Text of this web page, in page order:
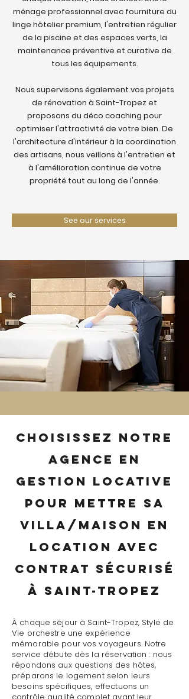
ménage professionnel avec fourniture du
linge hôtelier premium, l'entretien régulier
de la piscine et des espaces verts, la
maintenance préventive et curative de
tous les équipements.
Nous supervisons également vos projets
de rénovation à Saint-Tropez et
proposons du déco coaching pour
optimiser l'attractivité de votre bien. De
l'architecture d'intérieur à la coordination
des artisans, nous veillons à l'entretien et
à l'amélioration continue de votre
propriété tout au long de l'année.
See our services
Choisissez notre
agence en
gestion locative
pour mettre sa
villa/maison en
location avec
contrat sécurisé
à Saint-Tropez
À chaque séjour à Saint-Tropez, Style de
Vie orchestre une expérience
mémorable pour vos voyageurs. Notre
service débute dès la réservation : nous
répondons aux questions des hôtes,
préparons le logement selon leurs
besoins spécifiques, effectuons un